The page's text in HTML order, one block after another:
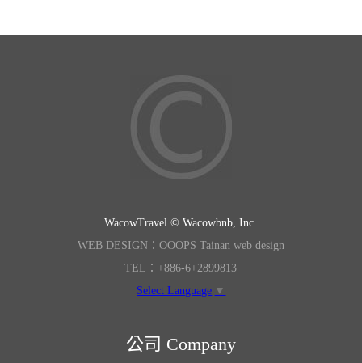
WacowTravel © Wacowbnb, Inc.
WEB DESIGN：OOOPS Tainan web design
TEL：+886-6+2899813
Select Language ▼
公司 Company